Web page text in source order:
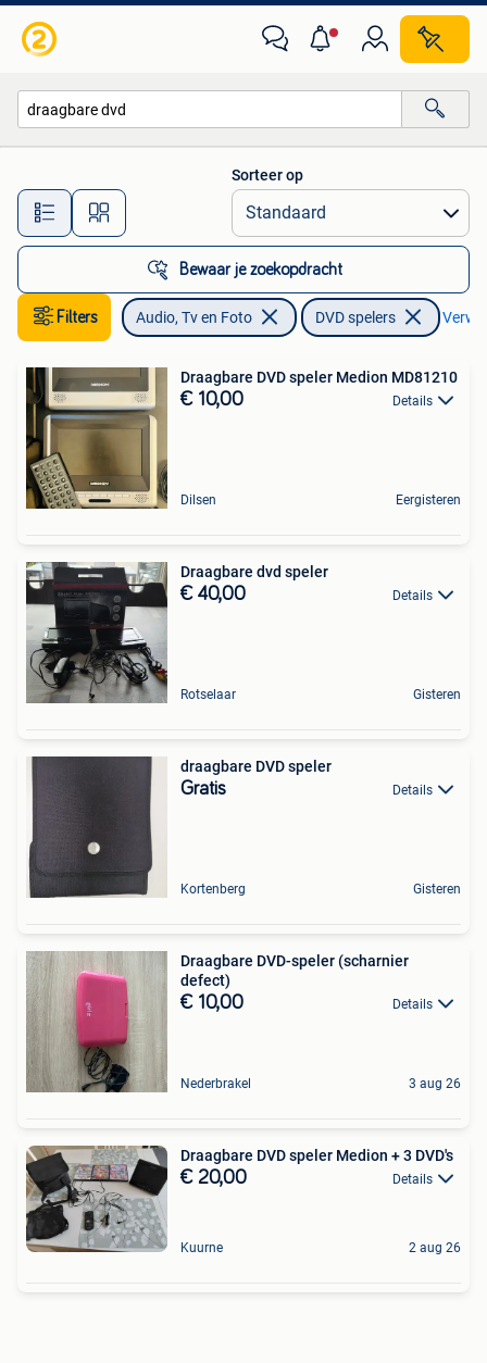
Alle afstanden…
Sorteer op
Bewaar je zoekopdracht
Filters Audio, Tv en Foto DVD spelers
Draagbare DVD speler Medion MD81210
€ 10,00 Details
Dilsen Eergisteren
Draagbare dvd speler
€ 40,00 Details
Rotselaar Gisteren
draagbare DVD speler
Gratis Details
Kortenberg Gisteren
Draagbare DVD-speler (scharnier
defect)
€ 10,00 Details
Nederbrakel 3 aug 26
Draagbare DVD speler Medion + 3 DVD's
€ 20,00 Details
Kuurne 2 aug 26